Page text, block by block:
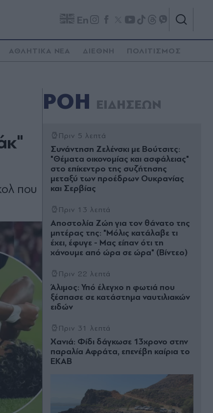
En
ΑΘΛΗΤΙΚΑ ΝΕΑ ΔΙΕΘΝΗ ΠΟΛΙΤΙΣΜΟΣ
που
ΡΟΗ ΕΙΔΗΣΕΩΝ
Πριν 5 λεπτά
Συνάντηση Ζελένσκι με Βούτσιτς:
"Θέματα οικονομίας και ασφάλειας"
στο επίκεντρο της συζήτησης
μεταξύ των προέδρων Ουκρανίας
και Σερβίας
Πριν 13 λεπτά
Αποστολία Ζώη για τον θάνατο της
μητέρας της: "Μόλις κατάλαβε τι
έχει, έφυγε - Μας είπαν ότι τη
χάνουμε από ώρα σε ώρα" (Βίντεο)
Πριν 22 λεπτά
Άλιμος: Υπό έλεγχο η φωτιά που
ξέσπασε σε κατάστημα ναυτιλιακών
ειδών
Πριν 31 λεπτά
Χανιά: Φίδι δάγκωσε 13χρονο στην
παραλία Αφράτα, επενέβη καίρια το
ΕΚΑΒ